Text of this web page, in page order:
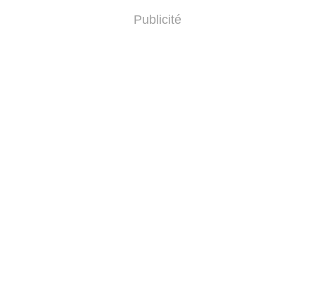
Publicité